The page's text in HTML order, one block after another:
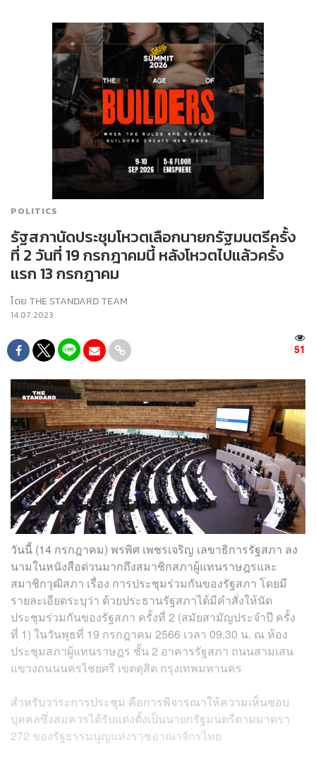
POLITICS
รัฐสภานัดประชุมโหวตเลือกนายกรัฐมนตรีครั้ง
ที่ 2 วันที่ 19 กรกฎาคมนี้ หลังโหวตไปแล้วครั้ง
แรก 13 กรกฎาคม
โดย THE STANDARD TEAM
14.07.2023
51
วันนี้ (14 กรกฎาคม) พรพิศ เพชรเจริญ เลขาธิการรัฐสภา ลง
นามในหนังสือด่วนมากถึงสมาชิกสภาผู้แทนราษฎรและ
สมาชิกวุฒิสภา เรื่อง การประชุมร่วมกันของรัฐสภา โดยมี
รายละเอียดระบุว่า ด้วยประธานรัฐสภาได้มีคำสั่งให้นัด
ประชุมร่วมกันของรัฐสภา ครั้งที่ 2 (สมัยสามัญประจำปี ครั้ง
ที่ 1) ในวันพุธที่ 19 กรกฎาคม 2566 เวลา 09.30 น. ณ ห้อง
ประชุมสภาผู้แทนราษฎร ชั้น 2 อาคารรัฐสภา ถนนสามเสน
แขวงถนนนครไชยศรี เขตดุสิต กรุงเทพมหานคร
สำหรับวาระการประชุม คือการพิจารณาให้ความเห็นชอบ
บุคคลซึ่งสมควรได้รับแต่งตั้งเป็นนายกรัฐมนตรีตามมาตรา
272 ของรัฐธรรมนูญแห่งราชอาณาจักรไทย